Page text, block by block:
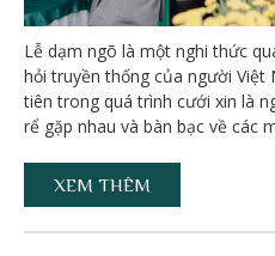
Lễ dạm ngõ là một nghi thức
hỏi truyền thống của người
tiên trong quá trình cưới xin là
rể gặp nhau và bàn bạc về các
XEM THÊM